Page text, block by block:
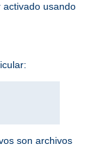
activado usando
son archivos